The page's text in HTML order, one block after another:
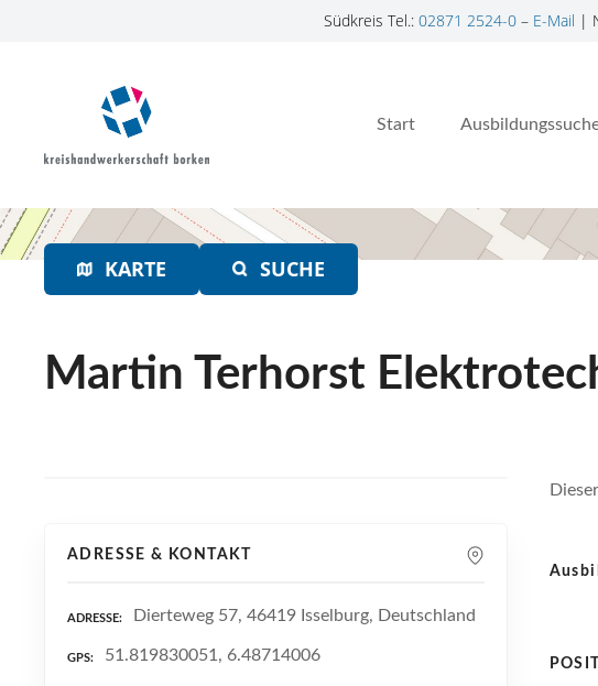
Südkreis Tel.: 02871 2524-0– E-Mail |
a
t
Start
KARTE SUCHE
Martin Terhorst
ADRESSE & KONTAKT
ADRESSE Dierteweg 57, 46419 Isselburg, Deutschland
GPS 51.819830051, 6.48714006